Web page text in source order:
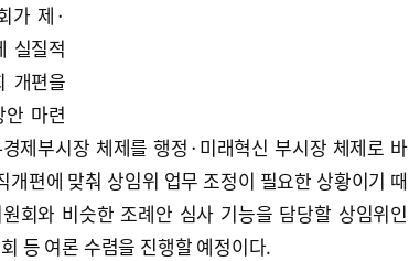
가 제·
실질적
개편을
마련
제부시장 체제를 행정·미래혁신 부시장 체제로 바
편에 맞춰 상임위 업무 조정이 필요한 상황이기 때
회와 비슷한 조례안 심사 기능을 담당할 상임위인
등 여론 수렴을 진행할 예정이다.